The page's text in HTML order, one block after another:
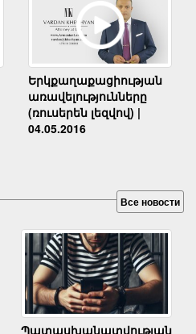
Երկքաղաքացիության
առավելությունները
(ռուսերեն լեզվով) |
04.05.2016
Все новости
Պատասխանատվության